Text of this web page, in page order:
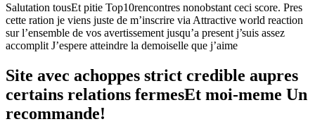
Salutation tousEt pitie Top10rencontres nonobstant ceci score. Pres
cette ration je viens juste de m’inscrire via Attractive world reaction
sur l’ensemble de vos avertissement jusqu’a present j’suis assez
accomplit J’espere atteindre la demoiselle que j’aime
Site avec achoppes strict credible aupres
certains relations fermesEt moi-meme Un
recommande!